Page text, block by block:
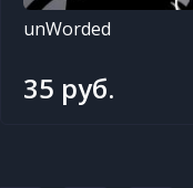
unWorded
35 руб.